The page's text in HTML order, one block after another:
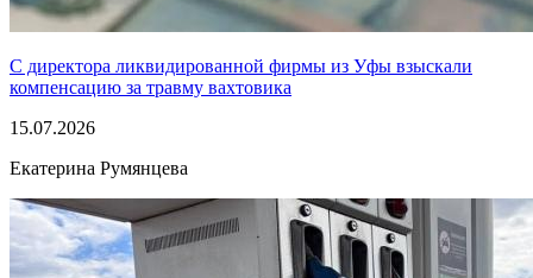
С директора ликвидированной фирмы из Уфы взыскали
компенсацию за травму вахтовика
15.07.2026
Екатерина Румянцева